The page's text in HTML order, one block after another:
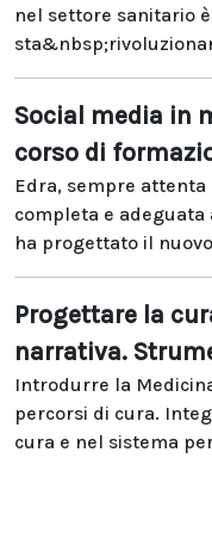
nel settore sanitario è
Social media in
corso di
Edra, sempre
completa e
ha progettato il
Progettare la
narrativa.
Introdurre la
percorsi di cura.
cura e nel sistema